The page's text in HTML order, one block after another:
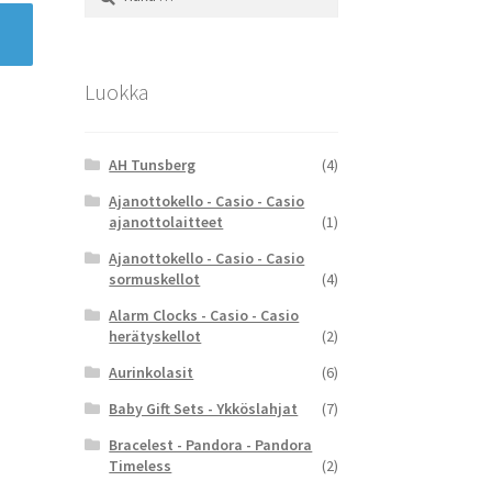
Luokka
AH Tunsberg
(4)
Ajanottokello - Casio - Casio
ajanottolaitteet
(1)
Ajanottokello - Casio - Casio
sormuskellot
(4)
Alarm Clocks - Casio - Casio
herätyskellot
(2)
Aurinkolasit
(6)
Baby Gift Sets - Ykköslahjat
(7)
Bracelest - Pandora - Pandora
Timeless
(2)